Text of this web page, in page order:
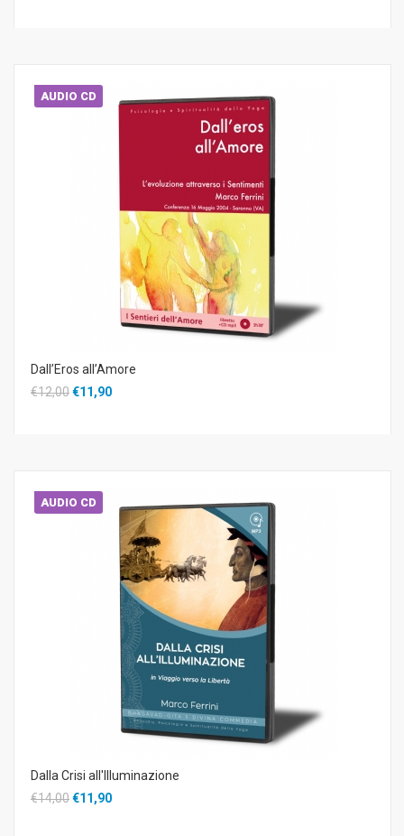
AUDIO CD
Dall’Eros all’Amore
€12,00€11,90
AUDIO CD
Dalla Crisi all'Illuminazione
€14,00€11,90